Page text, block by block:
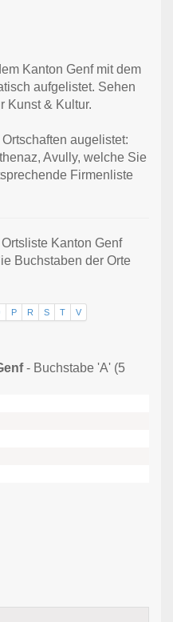
Kanton Genf mit dem
aufgelistet. Sehen
Kunst & Kultur.
augelistet:
Avully, welche Sie
Firmenliste
Kanton Genf
Buchstaben der Orte
P R S T V
- Buchstabe 'A' (5